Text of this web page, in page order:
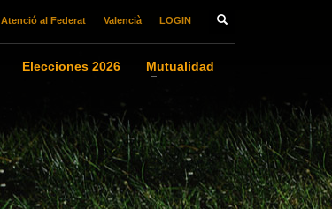
Atenció al Federat Valencià LOGIN
Elecciones 2026
Mutualidad